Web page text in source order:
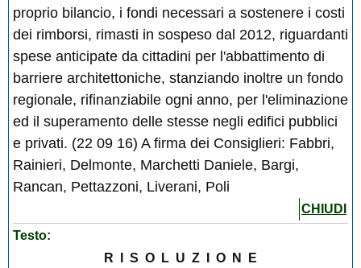
proprio bilancio, i fondi necessari a sostenere i costi
dei rimborsi, rimasti in sospeso dal 2012, riguardanti
spese anticipate da cittadini per l'abbattimento di
barriere architettoniche, stanziando inoltre un fondo
regionale, rifinanziabile ogni anno, per l'eliminazione
ed il superamento delle stesse negli edifici pubblici
e privati. (22 09 16) A firma dei Consiglieri: Fabbri,
Rainieri, Delmonte, Marchetti Daniele, Bargi,
Rancan, Pettazzoni, Liverani, Poli
CHIUDI
Testo:
R I S O L U Z I O N E